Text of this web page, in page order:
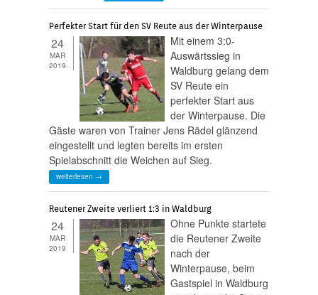
Perfekter Start für den SV Reute aus der Winterpause
24
MAR
2019
Mit einem 3:0-
Auswärtssieg in
Waldburg gelang dem
SV Reute ein
perfekter Start aus
der Winterpause. Die
Gäste waren von Trainer Jens Rädel glänzend
eingestellt und legten bereits im ersten
Spielabschnitt die Weichen auf Sieg.
weiterlesen →
Reutener Zweite verliert 1:3 in Waldburg
24
MAR
2019
Ohne Punkte startete
die Reutener Zweite
nach der
Winterpause, beim
Gastspiel in Waldburg